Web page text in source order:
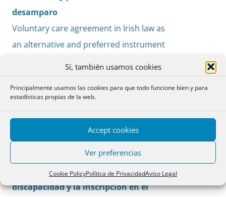
Sí, también usamos cookies
Principalmente usamos las cookies para que todo funcione bien y para
estadísticas propias de la web.
Accept cookies
Ver preferencias
Cookie PolicyPolítica de PrivacidadAviso Legal
desamparo
Voluntary care agreement in Irish law as
an alternative and preferred instrument
against abandonment
La inscripción en el Registro Civil de
documentos públicos sobre medidas
de apoyo a las personas con
discapacidad y la inscripción en el
PDF